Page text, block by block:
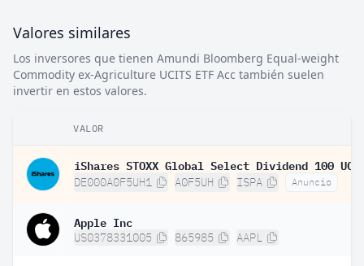
Valores similares
Los inversores que tienen Amundi Bloomberg Equal-weight
Commodity ex-Agriculture UCITS ETF Acc también suelen
invertir en estos valores.
VALOR
DE000A0F5UH1 A0F5UH ISPA Anuncio
Apple Inc
US0378331005 865985 AAPL